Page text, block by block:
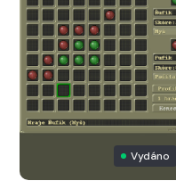
Vydáno